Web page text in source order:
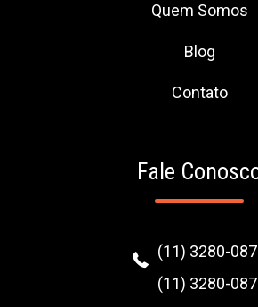
Quem Somos
Blog
Contato
Fale
(11) 3280-
(11) 3280-